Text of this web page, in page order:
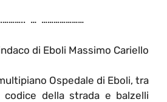
… …………………
di Eboli Massimo Cariello
Ospedale di Eboli, tra
codice della strada e balzelli